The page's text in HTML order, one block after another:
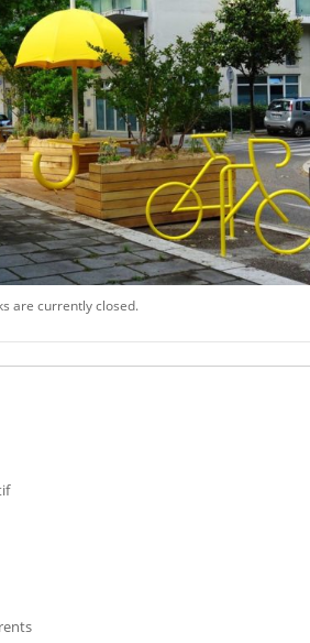
are currently closed.